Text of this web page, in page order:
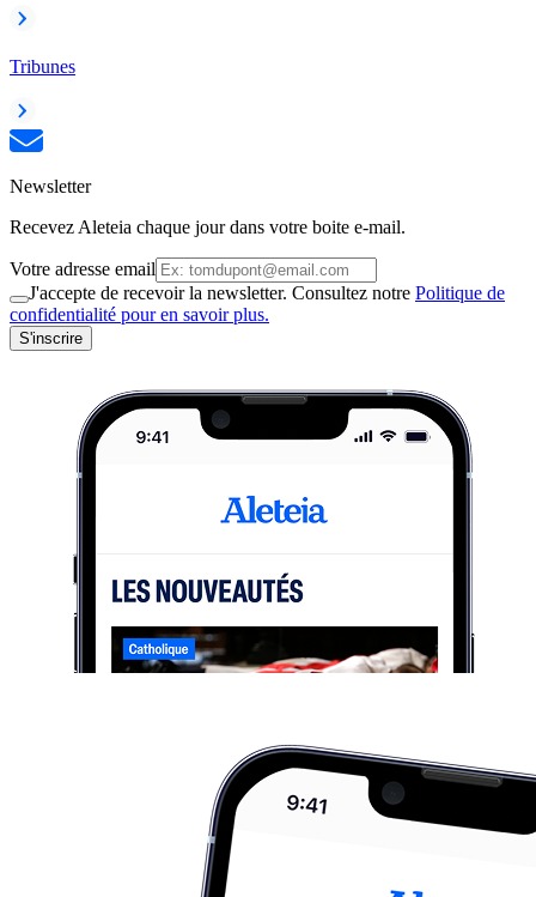
Tribunes
Newsletter
Recevez Aleteia chaque jour dans votre boite e-mail.
Votre adresse email
J'accepte de recevoir la newsletter. Consultez notre Politique de
confidentialité pour en savoir plus.
S'inscrire